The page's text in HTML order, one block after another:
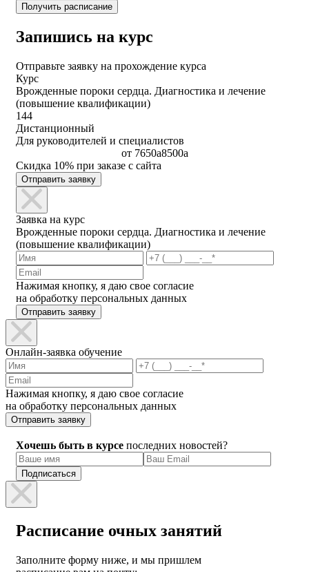
Запишись на курс
Отправьте заявку на прохождение курса
Курс
Врожденные пороки сердца. Диагностика и лечение
(повышение квалификации)
144
Дистанционный
Для руководителей и специалистов
от7650a8500a
Скидка 10% при заказе с сайта
Отправить заявку
Заявка на курс
Врожденные пороки сердца. Диагностика и лечение
(повышение квалификации)
Нажимая кнопку, я даю свое согласие
на обработку персональных данных
Отправить заявку
Онлайн-заявка обучение
Нажимая кнопку, я даю свое согласие
на обработку персональных данных
Отправить заявку
Хочешь быть в курсе последних новостей?
Расписание очных занятий
Заполните форму ниже, и мы пришлем